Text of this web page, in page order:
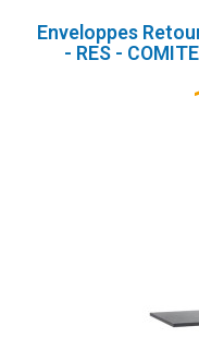
Enveloppes
- RES -